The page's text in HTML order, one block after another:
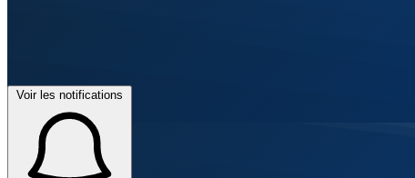
Voir les notifications